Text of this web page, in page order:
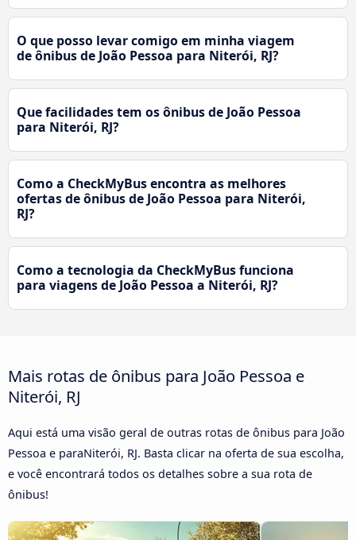
O que posso levar comigo em minha viagem
de ônibus de João Pessoa para Niterói, RJ?
Que facilidades tem os ônibus de João Pessoa
para Niterói, RJ?
Como a CheckMyBus encontra as melhores
ofertas de ônibus de João Pessoa para Niterói,
RJ?
Como a tecnologia da CheckMyBus funciona
para viagens de João Pessoa a Niterói, RJ?
Mais rotas de ônibus para João Pessoa e
Niterói, RJ
Aqui está uma visão geral de outras rotas de ônibus para João
Pessoa e paraNiterói, RJ. Basta clicar na oferta de sua escolha,
e você encontrará todos os detalhes sobre a sua rota de
ônibus!